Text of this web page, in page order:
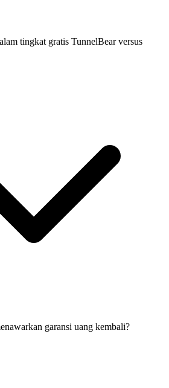
tingkat gratis TunnelBear versus
garansi uang kembali?